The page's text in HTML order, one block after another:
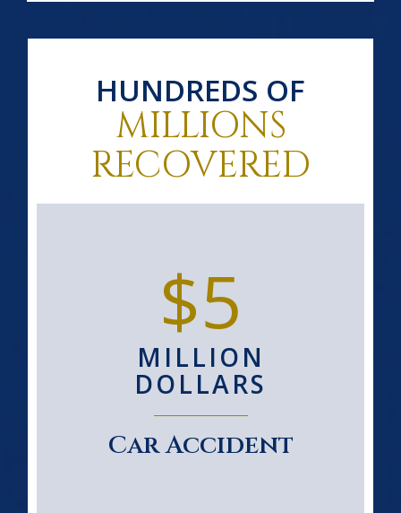
HUNDREDS OF
MILLIONS
RECOVERED
$5
MILLION
DOLLARS
Car Accident